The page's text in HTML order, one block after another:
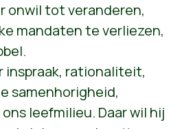
onwil tot veranderen,
mandaten te verliezen,
inspraak, rationaliteit,
samenhorigheid,
leefmilieu. Daar wil hij